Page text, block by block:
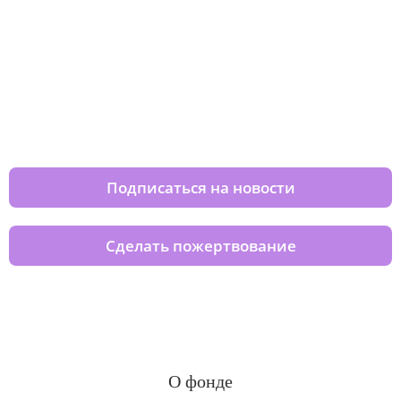
Подписаться на новости
Сделать пожертвование
О фонде